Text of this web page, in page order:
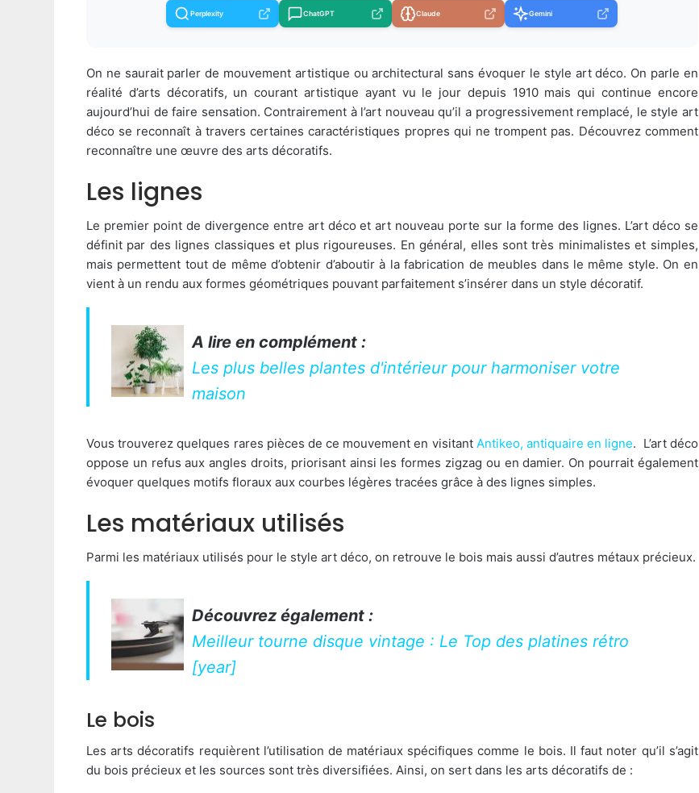
Perplexity ChatGPT Claude Gemini
On ne saurait parler de mouvement artistique ou architectural sans évoquer le style art déco. On parle en
réalité d’arts décoratifs, un courant artistique ayant vu le jour depuis 1910 mais qui continue encore
aujourd’hui de faire sensation. Contrairement à l’art nouveau qu’il a progressivement remplacé, le style art
déco se reconnaît à travers certaines caractéristiques propres qui ne trompent pas. Découvrez comment
reconnaître une œuvre des arts décoratifs.
Les lignes
Le premier point de divergence entre art déco et art nouveau porte sur la forme des lignes. L’art déco se
définit par des lignes classiques et plus rigoureuses. En général, elles sont très minimalistes et simples,
mais permettent tout de même d’obtenir d’aboutir à la fabrication de meubles dans le même style. On en
vient à un rendu aux formes géométriques pouvant parfaitement s’insérer dans un style décoratif.
A lire en complément :
Les plus belles plantes d'intérieur pour harmoniser votre
maison
Vous trouverez quelques rares pièces de ce mouvement en visitant Antikeo, antiquaire en ligne. L’art déco
oppose un refus aux angles droits, priorisant ainsi les formes zigzag ou en damier. On pourrait également
évoquer quelques motifs floraux aux courbes légères tracées grâce à des lignes simples.
Les matériaux utilisés
Parmi les matériaux utilisés pour le style art déco, on retrouve le bois mais aussi d’autres métaux précieux.
Découvrez également :
Meilleur tourne disque vintage : Le Top des platines rétro
[year]
Le bois
Les arts décoratifs requièrent l’utilisation de matériaux spécifiques comme le bois. Il faut noter qu’il s’agit
du bois précieux et les sources sont très diversifiées. Ainsi, on sert dans les arts décoratifs de :